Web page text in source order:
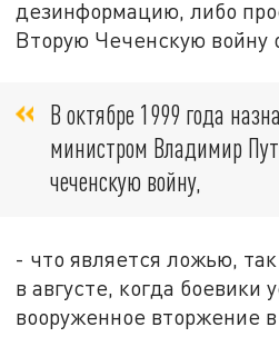
дезинформацию, либо
Вторую Чеченскую войну
В октябре 1999 года
министром Владимир
чеченскую войну,
- что является ложью,
в августе, когда боевики
вооруженное вторжение